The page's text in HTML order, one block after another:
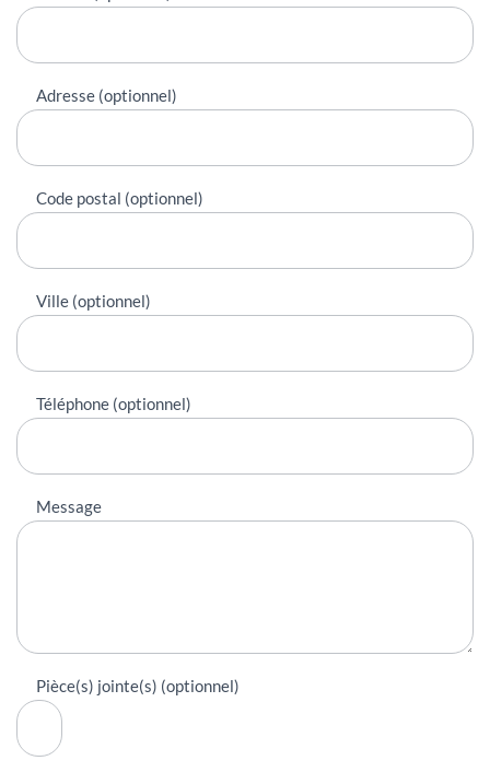
Adresse (optionnel)
Code postal (optionnel)
Ville (optionnel)
Téléphone (optionnel)
Message
Pièce(s) jointe(s) (optionnel)